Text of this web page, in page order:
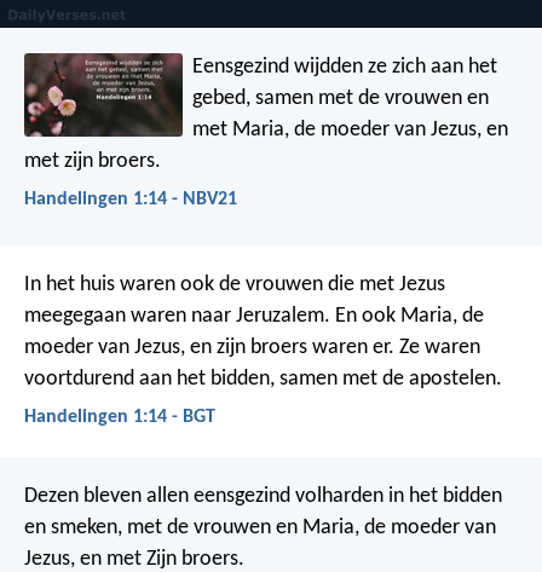
Eensgezind wijdden ze zich aan het
gebed, samen met de vrouwen en
met Maria, de moeder van Jezus, en
met zijn broers.
Handelingen 1:14 - NBV21
In het huis waren ook de vrouwen die met Jezus
meegegaan waren naar Jeruzalem. En ook Maria, de
moeder van Jezus, en zijn broers waren er. Ze waren
voortdurend aan het bidden, samen met de apostelen.
Handelingen 1:14 - BGT
Dezen bleven allen eensgezind volharden in het bidden
en smeken, met de vrouwen en Maria, de moeder van
Jezus, en met Zijn broers.